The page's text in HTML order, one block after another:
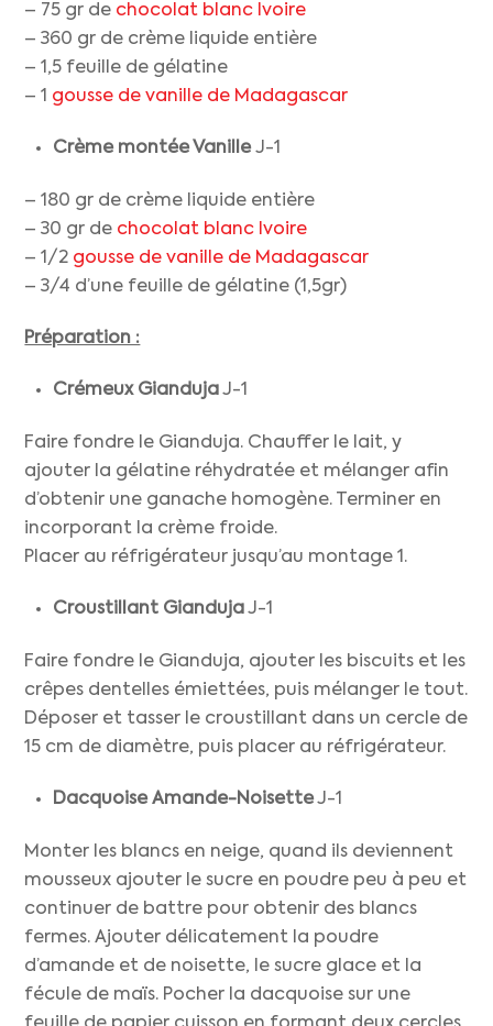
– 75 gr de chocolat blanc Ivoire
– 360 gr de crème liquide entière
– 1,5 feuille de gélatine
– 1 gousse de vanille de Madagascar
Crème montée VanilleJ-1
– 180 gr de crème liquide entière
– 30 gr de chocolat blanc Ivoire
– 1/2 gousse de vanille de Madagascar
– 3/4 d’une feuille de gélatine (1,5gr)
Préparation :
Crémeux GiandujaJ-1
Faire fondre le Gianduja. Chauffer le lait, y
ajouter la gélatine réhydratée et mélanger afin
d’obtenir une ganache homogène. Terminer en
incorporant la crème froide.
Placer au réfrigérateur jusqu’au montage 1.
Croustillant GiandujaJ-1
Faire fondre le Gianduja, ajouter les biscuits et les
crêpes dentelles émiettées, puis mélanger le tout.
Déposer et tasser le croustillant dans un cercle de
15 cm de diamètre, puis placer au réfrigérateur.
Dacquoise Amande-NoisetteJ-1
Monter les blancs en neige, quand ils deviennent
mousseux ajouter le sucre en poudre peu à peu et
continuer de battre pour obtenir des blancs
fermes. Ajouter délicatement la poudre
d’amande et de noisette, le sucre glace et la
fécule de maïs. Pocher la dacquoise sur une